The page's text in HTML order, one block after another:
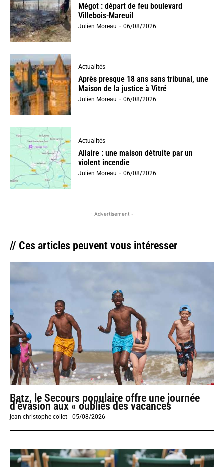
Mégot : départ de feu boulevard
Villebois-Mareuil
Julien Moreau - 06/08/2026
Actualités
Après presque 18 ans sans tribunal, une
Maison de la justice à Vitré
Julien Moreau - 06/08/2026
Actualités
Allaire : une maison détruite par un
violent incendie
Julien Moreau - 06/08/2026
- Advertisement -
// Ces articles peuvent vous intéresser
Batz, le Secours populaire offre une journée
d’évasion aux « oubliés des vacances
jean-christophe collet -05/08/2026